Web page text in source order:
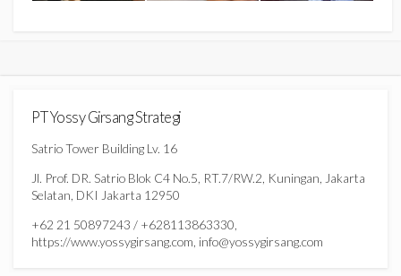
PT Yossy Girsang Strategi
Satrio Tower Building Lv. 16
Jl. Prof. DR. Satrio Blok C4 No.5, RT.7/RW.2, Kuningan, Jakarta
Selatan, DKI Jakarta 12950
+62 21 50897243 / +628113863330,
https://www.yossygirsang.com, info@yossygirsang.com